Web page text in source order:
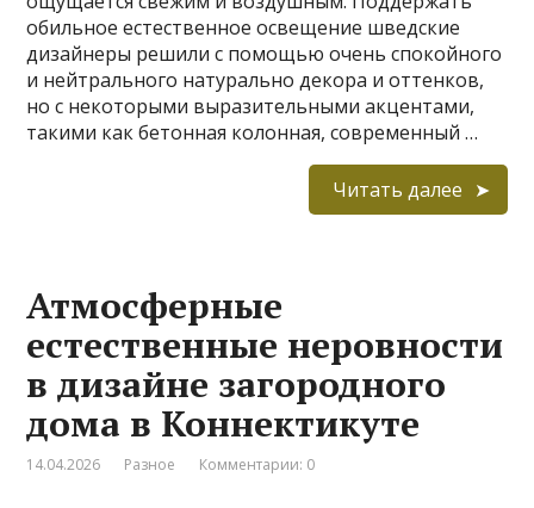
обильное естественное освещение шведские
дизайнеры решили с помощью очень спокойного
и нейтрального натурально декора и оттенков,
но с некоторыми выразительными акцентами,
такими как бетонная колонная, современный …
Читать далее
Атмосферные
естественные неровности
в дизайне загородного
дома в Коннектикуте
14.04.2026 Разное Комментарии: 0